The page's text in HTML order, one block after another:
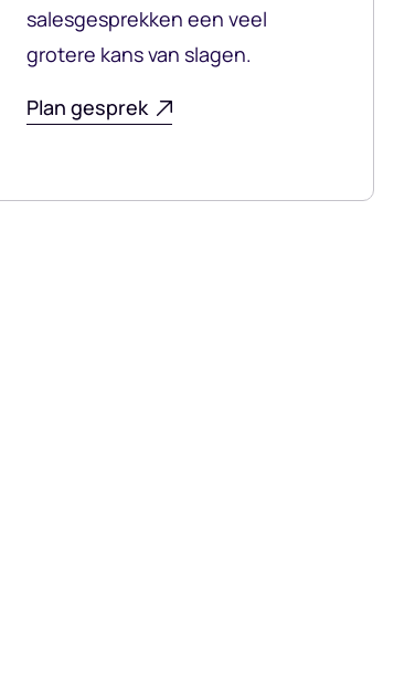
salesgesprekken een veel
grotere kans van slagen.
Plan gesprek